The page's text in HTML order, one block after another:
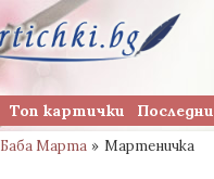
Топ картички Последни
Баба Марта » Мартеничка